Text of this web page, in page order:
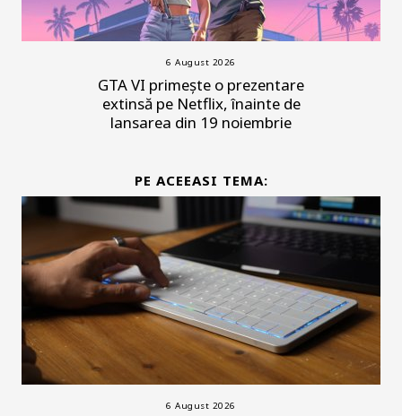
6 August 2026
GTA VI primește o prezentare
extinsă pe Netflix, înainte de
lansarea din 19 noiembrie
PE ACEEASI TEMA:
6 August 2026